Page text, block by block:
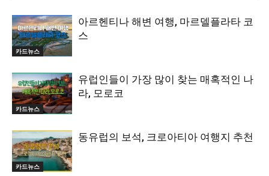
카드뉴스
아르헨티나 해변 여행, 마르델플라타 코
스
카드뉴스
유럽인들이 가장 많이 찾는 매혹적인 나
라, 모로코
카드뉴스
동유럽의 보석, 크로아티아 여행지 추천